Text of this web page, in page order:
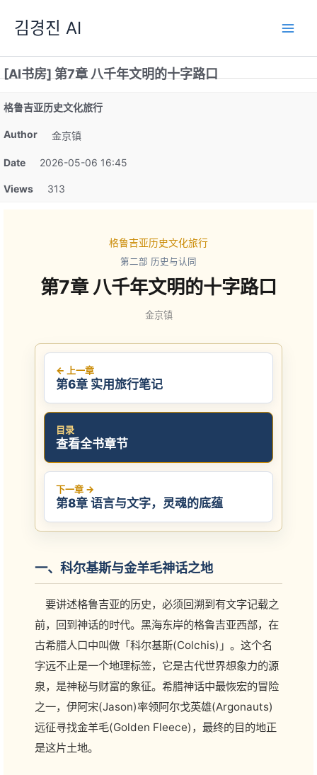
容
김경진 AI
[AI书房] 第7章 八千年文明的十字路口
格鲁吉亚历史文化旅行
Author 金京镇
Date 2026-05-06 16:45
Views 313
格鲁吉亚历史文化旅行
第二部 历史与认同
第7章 八千年文明的十字路口
金京镇
← 上一章
第6章 实用旅行笔记
目录
查看全书章节
下一章 →
第8章 语言与文字，灵魂的底蕴
一、科尔基斯与金羊毛神话之地
要讲述格鲁吉亚的历史，必须回溯到有文字记载之
前，回到神话的时代。黑海东岸的格鲁吉亚西部，在
古希腊人口中叫做「科尔基斯(Colchis)」。这个名
字远不止是一个地理标签，它是古代世界想象力的源
泉，是神秘与财富的象征。希腊神话中最恢宏的冒险
之一，伊阿宋(Jason)率领阿尔戈英雄(Argonauts)
远征寻找金羊毛(Golden Fleece)，最终的目的地正
是这片土地。